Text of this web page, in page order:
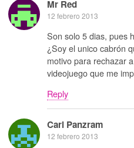
Mr Red
12 febrero 2013
Son solo 5 dias, pues
¿Soy el unico cabrón
motivo para rechazar
videojuego que me
Reply
Carl Panzram
12 febrero 2013